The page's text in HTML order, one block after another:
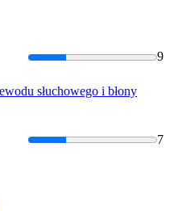
9
słuchowego i błony
7